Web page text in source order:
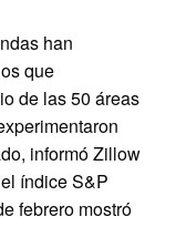
han
que
de las 50 áreas
informó Zillow
índice S&P
febrero mostró